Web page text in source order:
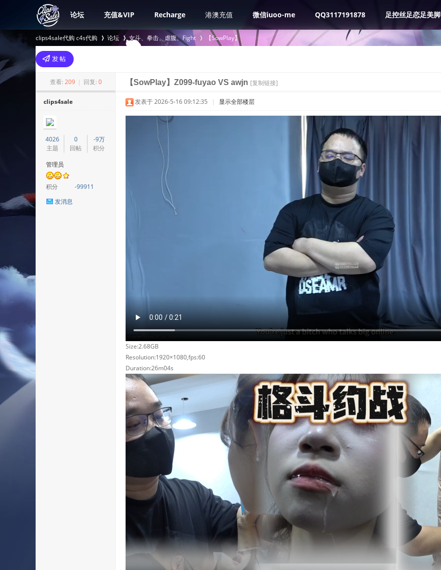
论坛 充值&VIP Recharge 港澳充值 微信iuoo-me QQ3117191878 足控丝足恋足美脚
clips4sale代购 c4s代购
>
论坛 女斗、拳击、虐腹、Fight
›
【SowPlay】
查看: 209 | 回复: 0 【SowPlay】Z099-fuyao VS awjn [复制链接]
clips4sale
4026
主题
0
回帖
-9万
积分
管理员
积分
-99911
发消息
发表于 2026-5-16 09:12:35 | 显示全部楼层
Size:2.68GB
Resolution:1920×1080,fps:60
Duration:26m04s